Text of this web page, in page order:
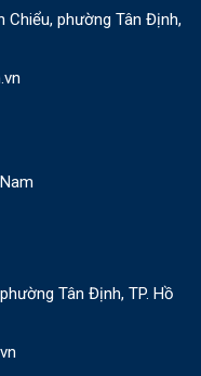
Chiểu, phường Tân Định,
Tân Định, TP. Hồ